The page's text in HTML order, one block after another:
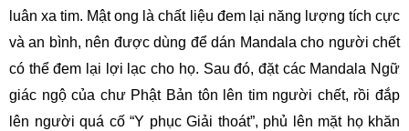
luân xa tim. Mật ong là chất liệu đem lại năng lượng tích cực
và an bình, nên được dùng để dán Mandala cho người chết
có thể đem lại lợi lạc cho họ. Sau đó, đặt các Mandala Ngữ
giác ngộcủa chư Phật Bản tôn lên tim người chết, rồi đắp
lên người quá cố “Y phục Giải thoát”, phủ lên mặt họ khăn